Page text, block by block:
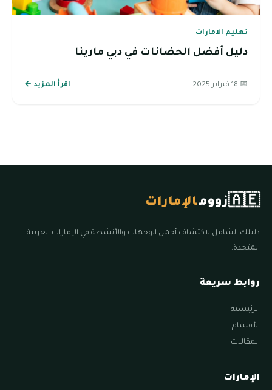
تعليم الامارات
دليل أفضل الحضانات في دبي مارينا
📅 18 فبراير 2025 اقرأ المزيد ←
🇦🇪زوومالإمارات
دليلك الشامل لاكتشاف أجمل الوجهات والأنشطة في الإمارات العربية
المتحدة.
روابط سريعة
الرئيسية
الأقسام
المقالات
الإمارات